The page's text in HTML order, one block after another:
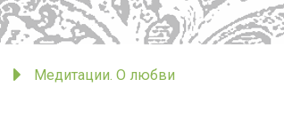
Медитации. О любви